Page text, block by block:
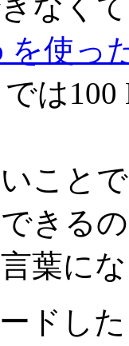
を使っ
では
こと
きる
葉に
ドし